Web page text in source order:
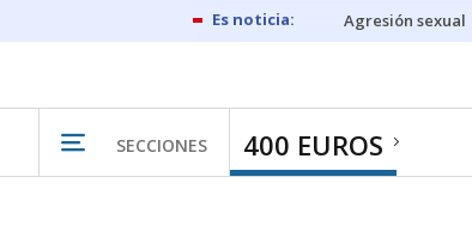
Agresión sexual
SECCIONES 400 EUROS